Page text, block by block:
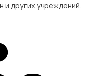
и других учреждений.